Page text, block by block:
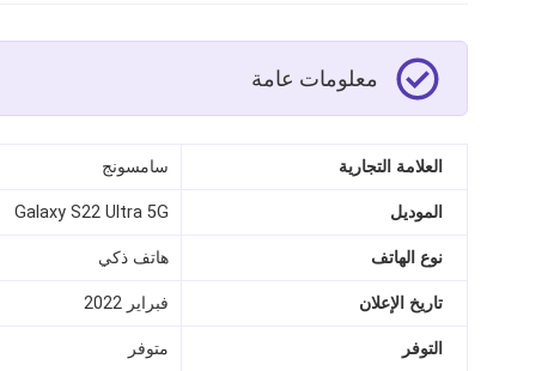
معلومات عامة
العلامة التجارية سامسونج
الموديل Galaxy S22 Ultra 5G
نوع الهاتف هاتف ذكي
تاريخ الإعلان فبراير 2022
التوفر متوفر